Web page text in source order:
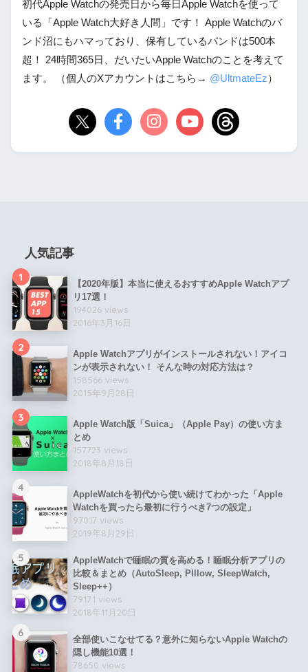
初代Apple Watchの発売日から毎日Apple Watchを使って
いる「Apple Watch大好き人間」です！ Apple Watchのバ
ンド沼にもハマっており、保有しているバンドは500本
超！ 24時間365日、だいたいApple Watchのことを考えて
ます。 （個人のXアカウントはこちら→ @UltmateEz）
人気記事
1
【2020年版】本当に使えるおすすめApple Watchアプ
リ17選！
194026 views
2016年3月16日
2
Apple Watchアプリがインストールされない！アイコ
ンが表示されない！ そんな時の対応方法は？
158566 views
2015年9月28日
3
Apple Watch版「Suica」（Apple Pay）の使い方ま
とめ
157723 views
2018年8月18日
4
AppleWatchを初代から使い続けてわかった「Apple
Watchを買ったら最初に行うべき7つの設定」
97017 views
2019年8月29日
5
AppleWatchで睡眠の質を高める！睡眠分析アプリの
比較＆まとめ（AutoSleep, PIllow, SleepWatch,
Sleep++）
79171 views
2018年11月20日
6
全部使いこなせてる？意外に知らないApple Watchの
隠し機能10選！
78650 views